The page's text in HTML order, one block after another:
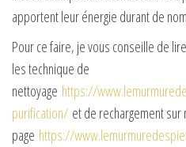
apportent leur énergie durant de
Pour ce faire, je vous conseille de
les technique de
nettoyage https://
purification/ et de rechargement sur
page https://